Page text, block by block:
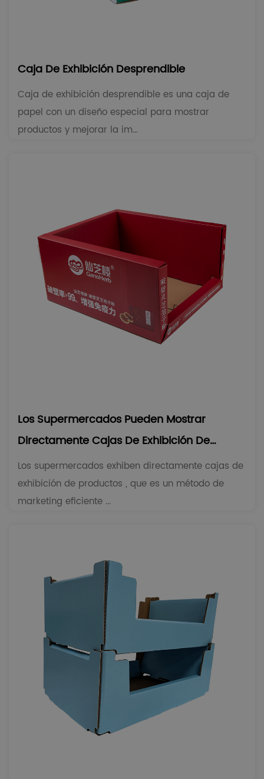
Caja De Exhibición Desprendible
Caja de exhibición desprendible es una caja de
papel con un diseño especial para mostrar
productos y mejorar la im...
Los Supermercados Pueden Mostrar
Directamente Cajas De Exhibición De
Productos
Los supermercados exhiben directamente cajas de
exhibición de productos , que es un método de
marketing eficiente ...